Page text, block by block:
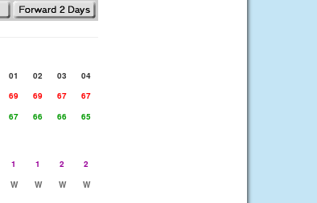
01 02 03
04
69 69 67
67
67 66 66
65
1 1 2
2
W W W
W